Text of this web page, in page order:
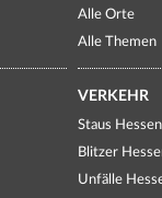
Alle Orte
Alle Themen
VERKEHR
Staus Hessen
Blitzer
Unfälle